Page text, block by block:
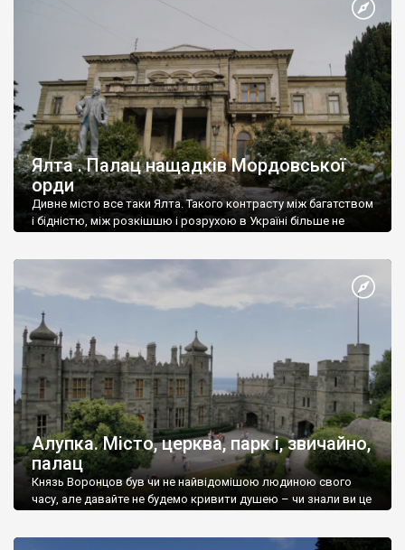
Ялта . Палац нащадків Мордовської
орди
Дивне місто все таки Ялта. Такого контрасту між багатством
і бідністю, між розкішшю і розрухою в Україні більше не
Алупка. Місто, церква, парк і, звичайно,
палац
Князь Воронцов був чи не найвідомішою людиною свого
часу, але давайте не будемо кривити душею – чи знали ви це